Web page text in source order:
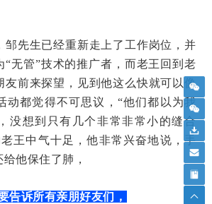
邹先生已经重新走上了工作岗位，并
“无管”技术的推广者，而老王回到老
友前来探望，见到他这么快就可以像
动都觉得不可思议，“他们都以为我
没想到只有几个非常非常小的缝合
王中气十足，他非常兴奋地说，手
他保住了肺，
告诉所有亲朋好友们，